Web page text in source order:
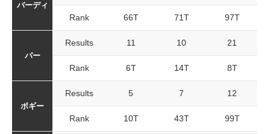
バーディ
Rank 66T 71T 97T
パー
Results 11 10 21
Rank 6T 14T 8T
ボギー
Results 5 7 12
Rank 10T 43T 99T